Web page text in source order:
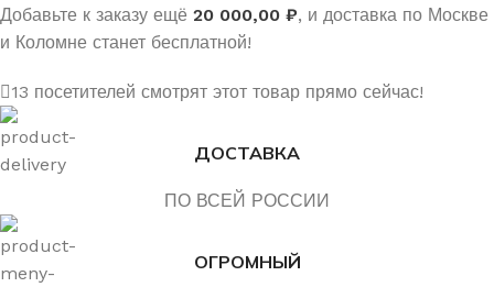
Добавьте к заказу ещё 20 000,00 ₽, и доставка по Москве
и Коломне станет бесплатной!
13 посетителей смотрят этот товар прямо сейчас!
ДОСТАВКА
ПО ВСЕЙ РОССИИ
ОГРОМНЫЙ